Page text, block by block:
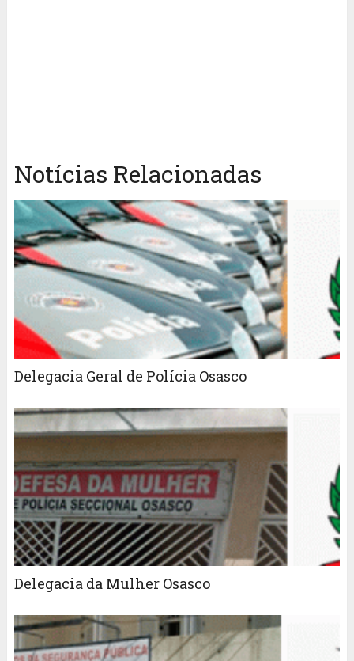
Notícias Relacionadas
Delegacia Geral de Polícia Osasco
Delegacia da Mulher Osasco